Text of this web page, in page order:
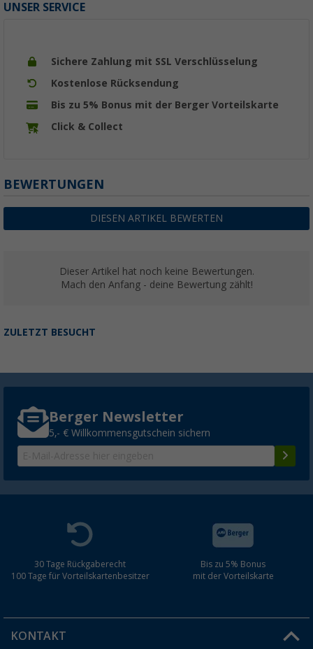
UNSER SERVICE
Sichere Zahlung mit SSL Verschlüsselung
Kostenlose Rücksendung
Bis zu 5% Bonus mit der Berger Vorteilskarte
Click & Collect
BEWERTUNGEN
DIESEN ARTIKEL BEWERTEN
Dieser Artikel hat noch keine Bewertungen.
Mach den Anfang - deine Bewertung zählt!
ZULETZT BESUCHT
Berger Newsletter
5,- € Willkommensgutschein sichern
30 Tage Rückgaberecht
100 Tage für Vorteilskartenbesitzer
Bis zu 5% Bonus
mit der Vorteilskarte
KONTAKT